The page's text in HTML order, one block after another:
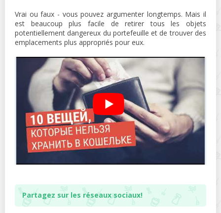
Vrai ou faux - vous pouvez argumenter longtemps. Mais il
est beaucoup plus facile de retirer tous les objets
potentiellement dangereux du portefeuille et de trouver des
emplacements plus appropriés pour eux.
Partagez sur les réseaux sociaux!